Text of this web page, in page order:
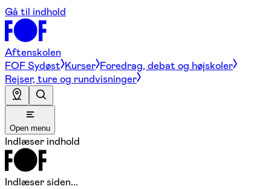
Gå til indhold
Aftenskolen
FOF Sydøst Kurser Foredrag, debat og højskoler
Rejser, ture og rundvisninger
Open menu
Indlæser indhold
Indlæser siden...